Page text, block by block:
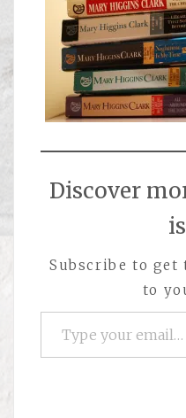
Discover
Subscribe to get
to
Type your email…